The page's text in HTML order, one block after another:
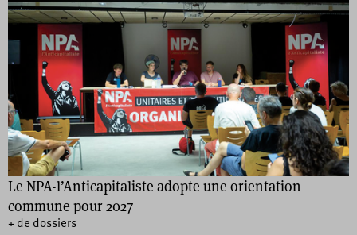
Le NPA-l’Anticapitaliste adopte une orientation
commune pour 2027
+ de dossiers